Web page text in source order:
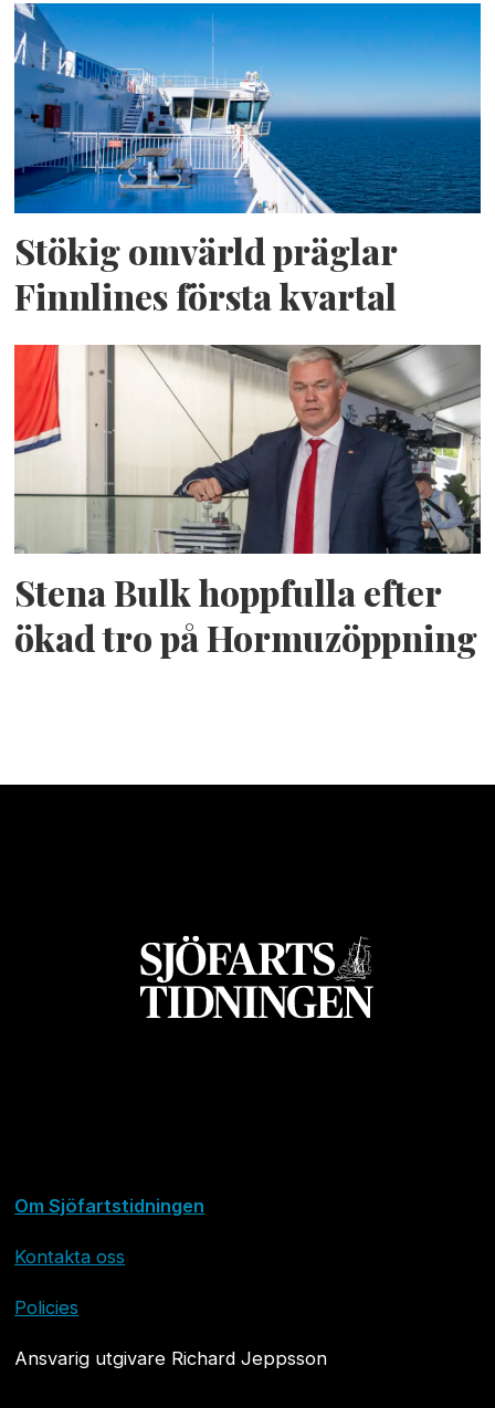
Stökig omvärld präglar
Finnlines första kvartal
Stena Bulk hoppfulla efter
ökad tro på Hormuzöppning
Om Sjöfartstidningen
Kontakta oss
Policies
Ansvarig utgivare Richard Jeppsson